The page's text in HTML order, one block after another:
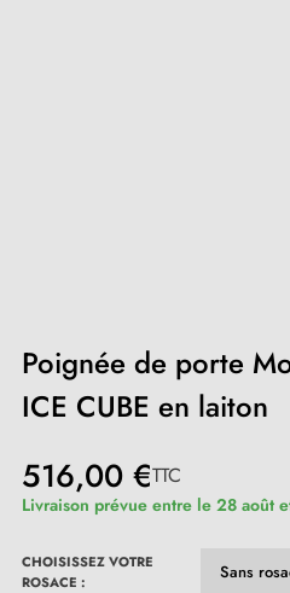
Poignée de porte
ICE CUBE en laiton
516,00 €TTC
Livraison prévue entre le 28 août
CHOISISSEZ VOTRE
ROSACE :